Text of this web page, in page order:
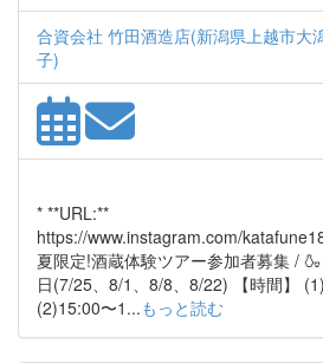
合資会社 竹田酒造店(新潟県上越市大
子)
* **URL:**
https://www.instagram.com/
夏限定!酒蔵体験ツアー参加者募集 /
日(7/25、8/1、8/8、8/22) 【時間】
(2)15:00〜1...もっと読む